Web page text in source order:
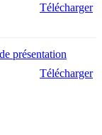
Télécharger
présentation
Télécharger